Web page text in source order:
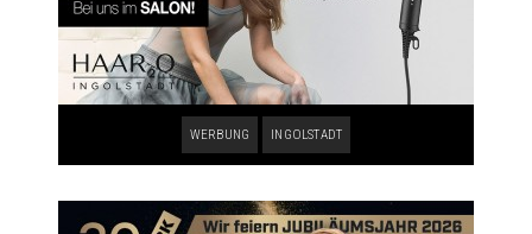
WERBUNG INGOLSTADT